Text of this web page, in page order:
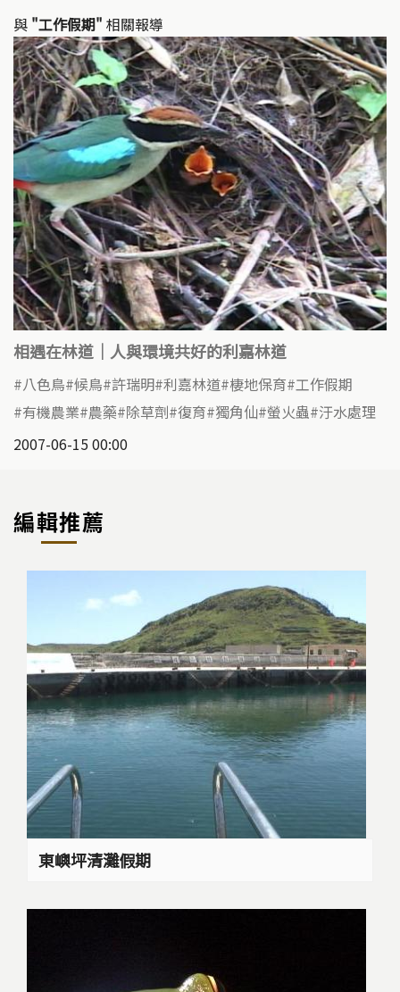
與 "工作假期" 相關報導
相遇在林道｜人與環境共好的利嘉林道
八色鳥 候鳥 許瑞明 利嘉林道 棲地保育 工作假期
有機農業 農藥 除草劑 復育 獨角仙 螢火蟲 汙水處理
2007-06-15 00:00
編輯推薦
東嶼坪清灘假期